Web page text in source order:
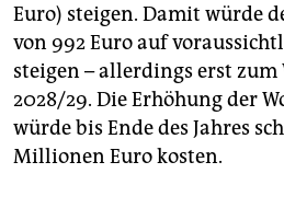
Euro) steigen. Damit würde
von 992 Euro auf
steigen – allerdings erst
2028/29. Die Erhöhung der
würde bis Ende des Jahres
Millionen Euro kosten.